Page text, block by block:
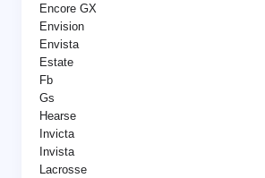
Encore GX
Envision
Envista
Estate
Fb
Gs
Hearse
Invicta
Invista
Lacrosse